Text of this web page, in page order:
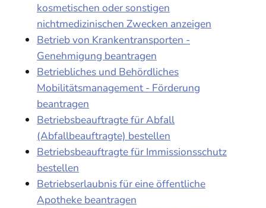
kosmetischen oder sonstigen
nichtmedizinischen Zwecken anzeigen
Betrieb von Krankentransporten -
Genehmigung beantragen
Betriebliches und Behördliches
Mobilitätsmanagement - Förderung
beantragen
Betriebsbeauftragte für Abfall
(Abfallbeauftragte) bestellen
Betriebsbeauftragte für Immissionsschutz
bestellen
Betriebserlaubnis für eine öffentliche
Apotheke beantragen